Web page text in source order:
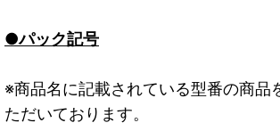
●パック記号
※商品名に記載されている型番の商品
ただいております。